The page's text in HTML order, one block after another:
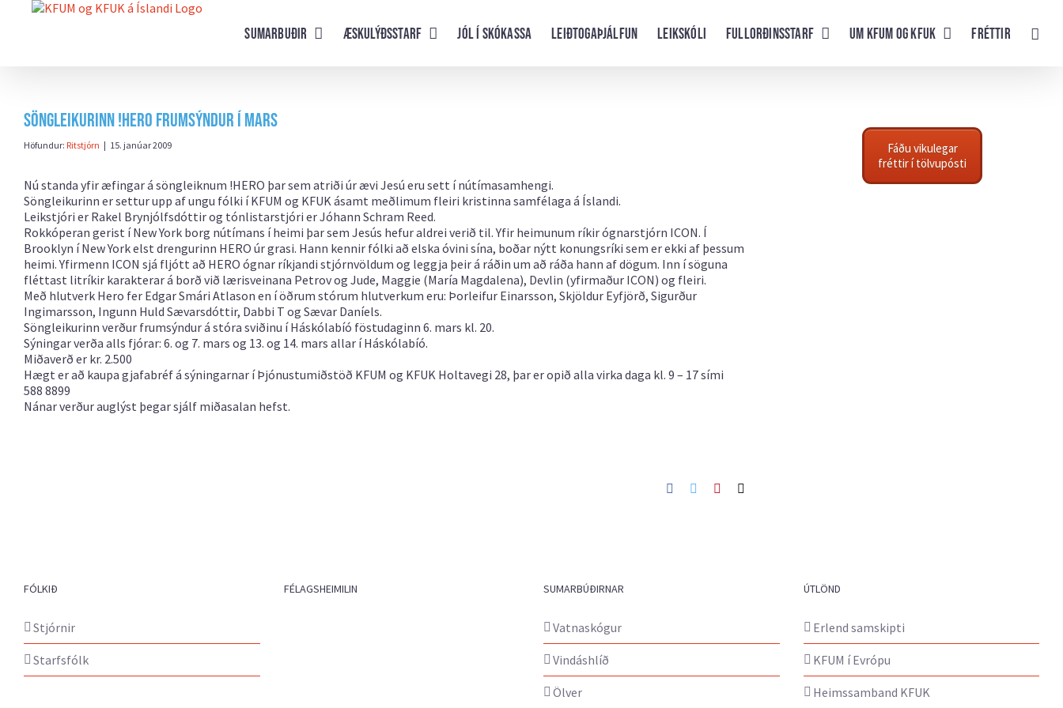
Sumarbuðir Æskulýðsstarf Jól í skókassa Leiðtogaþjálfun Leikskóli Fullorðinsstarf UM KFUM og KFUK Fréttir
Söngleikurinn !HERO frumsýndur í mars
Höfundur: Ritstjórn | 15. janúar 2009
Nú standa yfir æfingar á söngleiknum !HERO þar sem atriði úr ævi Jesú eru sett í nútímasamhengi.
Söngleikurinn er settur upp af ungu fólki í KFUM og KFUK ásamt meðlimum fleiri kristinna samfélaga á Íslandi.
Leikstjóri er Rakel Brynjólfsdóttir og tónlistarstjóri er Jóhann Schram Reed.
Rokkóperan gerist í New York borg nútímans í heimi þar sem Jesús hefur aldrei verið til. Yfir heimunum ríkir ógnarstjórn ICON. Í
Brooklyn í New York elst drengurinn HERO úr grasi. Hann kennir fólki að elska óvini sína, boðar nýtt konungsríki sem er ekki af þessum
heimi. Yfirmenn ICON sjá fljótt að HERO ógnar ríkjandi stjórnvöldum og leggja þeir á ráðin um að ráða hann af dögum. Inn í söguna
fléttast litríkir karakterar á borð við lærisveinana Petrov og Jude, Maggie (María Magdalena), Devlin (yfirmaður ICON) og fleiri.
Með hlutverk Hero fer Edgar Smári Atlason en í öðrum stórum hlutverkum eru: Þorleifur Einarsson, Skjöldur Eyfjörð, Sigurður
Ingimarsson, Ingunn Huld Sævarsdóttir, Dabbi T og Sævar Daníels.
Söngleikurinn verður frumsýndur á stóra sviðinu í Háskólabíó föstudaginn 6. mars kl. 20.
Sýningar verða alls fjórar: 6. og 7. mars og 13. og 14. mars allar í Háskólabíó.
Miðaverð er kr. 2.500
Hægt er að kaupa gjafabréf á sýningarnar í Þjónustumiðstöð KFUM og KFUK Holtavegi 28, þar er opið alla virka daga kl. 9 – 17 sími
588 8899
Nánar verður auglýst þegar sjálf miðasalan hefst.
Facebook
TwitterPinterest
Fáðu vikulegar
fréttir í tölvupósti
FÓLKIÐ
Stjórnir
Starfsfólk
FÉLAGSHEIMILIN SUMARBÚÐIRNAR
Vatnaskógur
Vindáshlíð
Ölver
ÚTLÖND
Erlend samskipti
KFUM í Evrópu
Heimssamband KFUK